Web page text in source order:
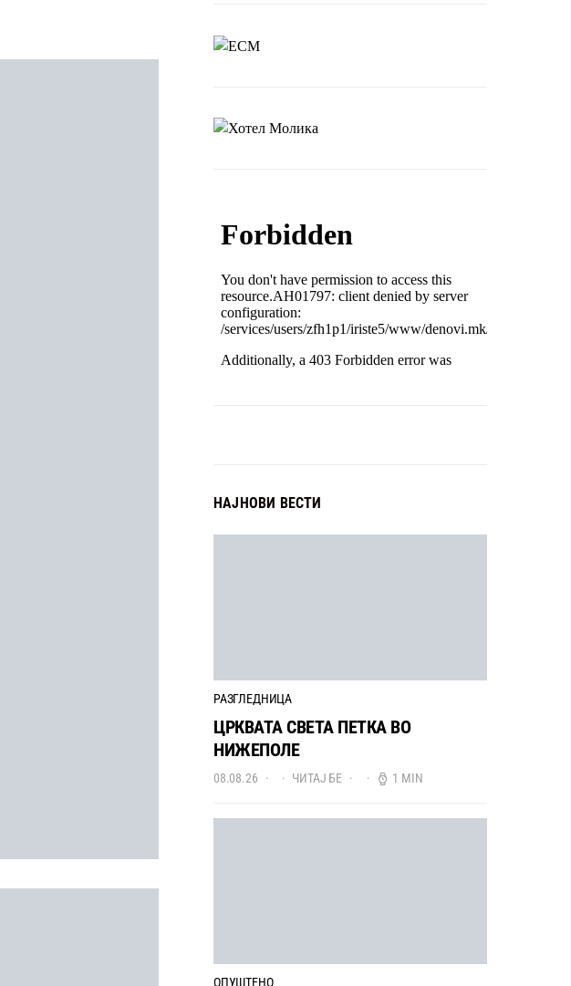
НАЈНОВИ ВЕСТИ
РАЗГЛЕДНИЦА
ЦРКВАТА СВЕТА ПЕТКА ВО
НИЖЕПОЛЕ
08.08.26 ЧИТАЈ БЕ 1 MIN
ОПУШТЕНО